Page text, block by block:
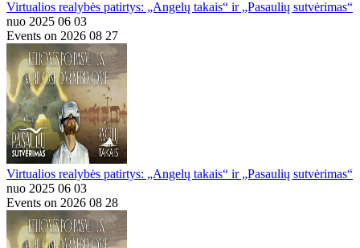
Virtualios realybės patirtys: „Angelų takais“ ir „Pasaulių sutvėrimas“
nuo 2025 06 03
Events on 2026 08 27
Virtualios realybės patirtys: „Angelų takais“ ir „Pasaulių sutvėrimas“
nuo 2025 06 03
Events on 2026 08 28